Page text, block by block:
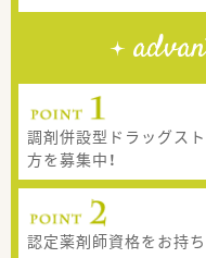
調剤併設型ドラッグス
方を募集中！
認定薬剤師資格をお持ち